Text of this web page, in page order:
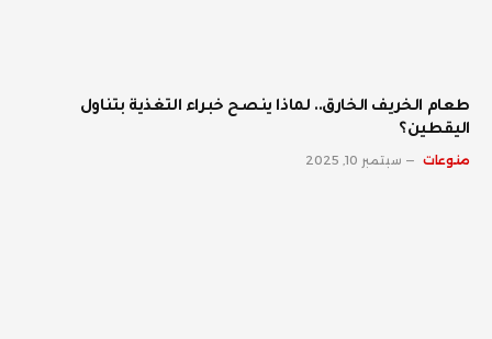
طعام الخريف الخارق.. لماذا ينصح خبراء التغذية بتناول
اليقطين؟
منوعات سبتمبر 10, 2025